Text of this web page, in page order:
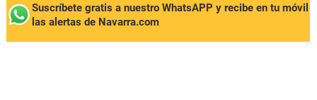
Suscríbete gratis a nuestro WhatsAPP y recibe en tu móvil
las alertas de Navarra.com